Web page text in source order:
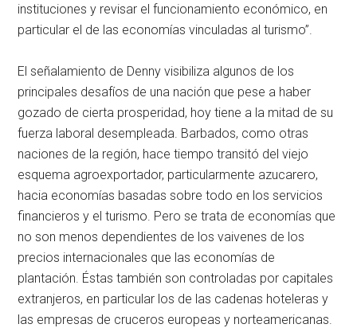
instituciones y revisar el funcionamiento económico, en
particular el de las economías vinculadas al turismo”.
El señalamiento de Denny visibiliza algunos de los
principales desafíos de una nación que pese a haber
gozado de cierta prosperidad, hoy tiene a la mitad de su
fuerza laboral desempleada. Barbados, como otras
naciones de la región, hace tiempo transitó del viejo
esquema agroexportador, particularmente azucarero,
hacia economías basadas sobre todo en los servicios
financieros y el turismo. Pero se trata de economías que
no son menos dependientes de los vaivenes de los
precios internacionales que las economías de
plantación. Éstas también son controladas por capitales
extranjeros, en particular los de las cadenas hoteleras y
las empresas de cruceros europeas y norteamericanas.